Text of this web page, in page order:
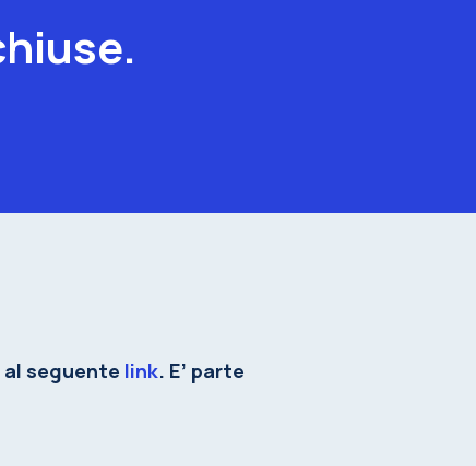
seguente link. E’ parte